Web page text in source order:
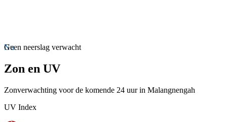
Nu
Geen neerslag verwacht
Zon en UV
Zonverwachting voor de komende 24 uur in Malangnengah
UV Index